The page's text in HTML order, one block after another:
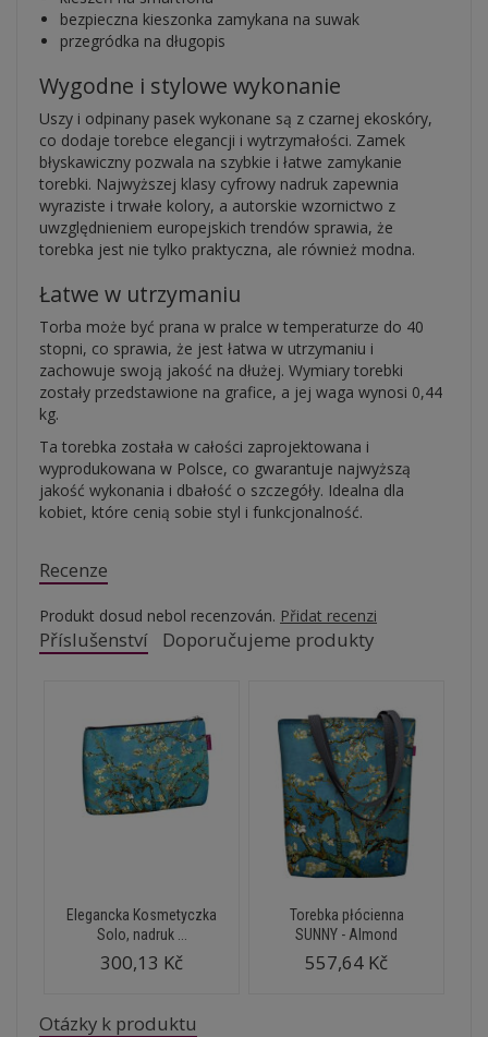
bezpieczna kieszonka zamykana na suwak
przegródka na długopis
Wygodne i stylowe wykonanie
Uszy i odpinany pasek wykonane są z czarnej ekoskóry,
co dodaje torebce elegancji i wytrzymałości. Zamek
błyskawiczny pozwala na szybkie i łatwe zamykanie
torebki. Najwyższej klasy cyfrowy nadruk zapewnia
wyraziste i trwałe kolory, a autorskie wzornictwo z
uwzględnieniem europejskich trendów sprawia, że
torebka jest nie tylko praktyczna, ale również modna.
Łatwe w utrzymaniu
Torba może być prana w pralce w temperaturze do 40
stopni, co sprawia, że jest łatwa w utrzymaniu i
zachowuje swoją jakość na dłużej. Wymiary torebki
zostały przedstawione na grafice, a jej waga wynosi 0,44
kg.
Ta torebka została w całości zaprojektowana i
wyprodukowana w Polsce, co gwarantuje najwyższą
jakość wykonania i dbałość o szczegóły. Idealna dla
kobiet, które cenią sobie styl i funkcjonalność.
Recenze
Produkt dosud nebol recenzován. Přidat recenzi
Příslušenství Doporučujeme produkty
Elegancka Kosmetyczka
Solo, nadruk ...
300,13 Kč
Torebka płócienna
SUNNY - Almond
557,64 Kč
Otázky k produktu